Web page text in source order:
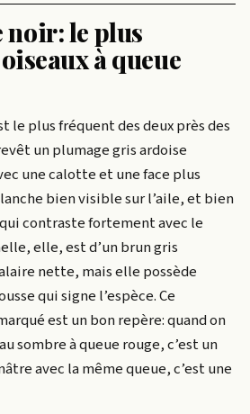
noir: le plus
à queue
le plus fréquent des deux près des
un plumage gris ardoise
une calotte et une face plus
bien visible sur l’aile, et bien
contraste fortement avec le
elle, est d’un brun gris
nette, mais elle possède
qui signe l’espèce. Ce
est un bon repère: quand on
sombre à queue rouge, c’est un
avec la même queue, c’est une